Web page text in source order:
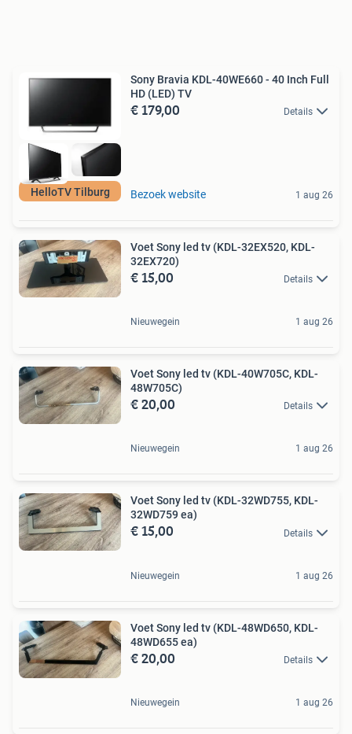
HelloTV Tilburg
Sony Bravia KDL-40WE660 - 40 Inch Full
HD (LED) TV
€ 179,00 Details
Bezoek website 1 aug 26
Voet Sony led tv (KDL-32EX520, KDL-
32EX720)
€ 15,00 Details
Nieuwegein 1 aug 26
Voet Sony led tv (KDL-40W705C, KDL-
48W705C)
€ 20,00 Details
Nieuwegein 1 aug 26
Voet Sony led tv (KDL-32WD755, KDL-
32WD759 ea)
€ 15,00 Details
Nieuwegein 1 aug 26
Voet Sony led tv (KDL-48WD650, KDL-
48WD655 ea)
€ 20,00 Details
Nieuwegein 1 aug 26